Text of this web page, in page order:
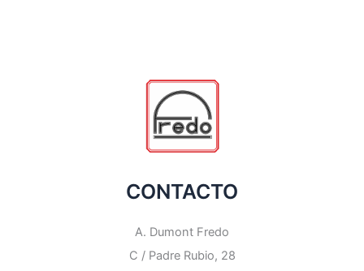
CONTACTO
A. Dumont Fredo
C / Padre Rubio, 28